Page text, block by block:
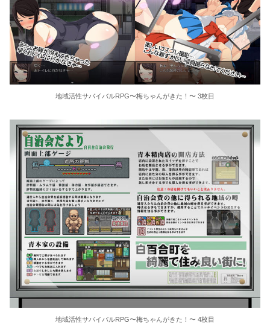
地域活性サバイバルRPG〜梅ちゃんがきた！〜 3枚目
地域活性サバイバルRPG〜梅ちゃんがきた！〜 4枚目